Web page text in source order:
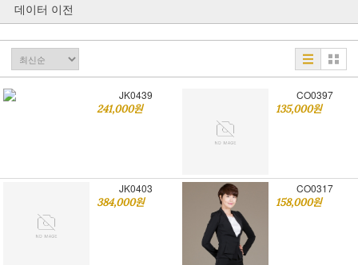
데이터 이전
JK0439
241,000원
CO0397
135,000원
JK0403
384,000원
CO0317
158,000원